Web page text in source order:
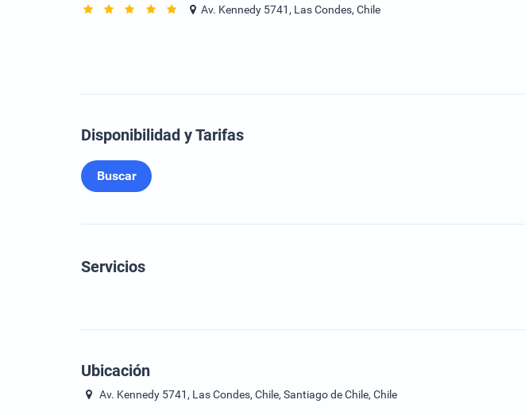
Av. Kennedy 5741, Las Condes, Chile
Disponibilidad y Tarifas
Buscar
Servicios
Ubicación
Av. Kennedy 5741, Las Condes, Chile, Santiago de Chile, Chile